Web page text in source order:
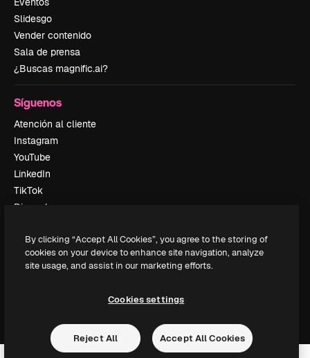
Slidesgo
Vender contenido
Sala de prensa
¿Buscas magnific.ai?
Síguenos
Atención al cliente
Instagram
YouTube
LinkedIn
TikTok
Discord
Reddit
reservados.
By clicking “Accept All Cookies”, you agree to the storing of
cookies on your device to enhance site navigation, analyze
site usage, and assist in our marketing efforts.
Cookies settings
Reject All Accept All Cookies